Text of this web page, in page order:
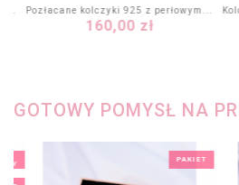
Pozłacane kolczyki 925 z perłowym...
Cena
160,00 zł
GOTOWY POMYSŁ NA
PAKIET